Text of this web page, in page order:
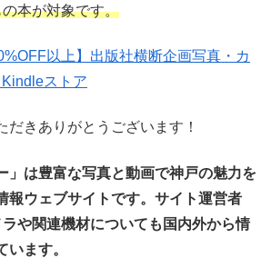
本が対象です。
以上】出版社横断企画写真・カ
ストア
だきありがとうございます！
」は豊富な写真と動画で神戸の魅力を
報ウェブサイトです。サイト運営者
や関連機材についても国内外から情
います。